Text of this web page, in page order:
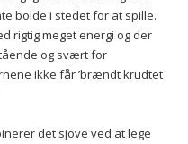
bolde i stedet for at spille.
rigtig meget energi og der
og svært for
ikke får ’brændt krudtet
det sjove ved at lege